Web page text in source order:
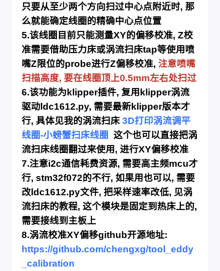
只要从至少两个方向扫过中心点附近时, 那
么就能确定线圈的精确中心点位置
5.该线圈目前只能测量XY的偏移校准, Z校
准需要借助压力床或涡流扫床tap等使用喷
嘴Z限位的probe进行Z偏移校准, 注意喷嘴
扫描高度, 要在线圈顶上0.5mm左右处扫过
6.该功能为klipper插件, 复用klipper涡流
驱动ldc1612.py, 需要最新klipper版本才
行, 具体见我的涡流扫床 3D打印涡流调平
线圈-小螃蟹扫床线圈
这个也可以直接把涡
流扫床线圈翻过来使用, 进行XY偏移校准
7.注意i2c通信耗费资源, 需要高主频mcu才
行, stm32f072的不行, 如果用也可以, 需要
改ldc1612.py文件, 把采样速率改低, 见涡
流扫床的教程, 这个模块是固定到热床上的,
需要接线到主板上
8.涡流校准XY偏移github开源地址:
https://github.com/chengxg/tool_eddy
_calibration